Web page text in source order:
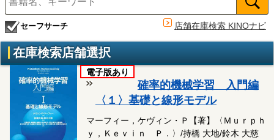
セーフサーチ 店舗在庫検索 KINOナビ
在庫検索店舗選択
電子版あり
確率的機械学習 入門編
〈１〉基礎と線形モデル
マーフィー，ケヴィン・Ｐ【著】〈Ｍｕｒｐｈ
ｙ，Ｋｅｖｉｎ Ｐ．〉/持橋 大地/鈴木 大慈